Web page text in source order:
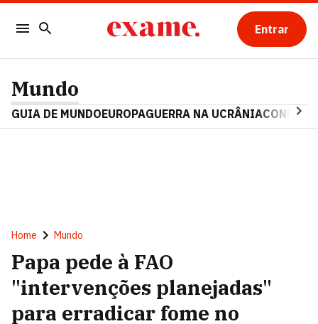
Entrar
Mundo
GUIA DE MUNDOEUROPAGUERRA NA UCRÂNIA
Home Mundo
Papa pede à FAO
"intervenções planejadas"
para erradicar fome no